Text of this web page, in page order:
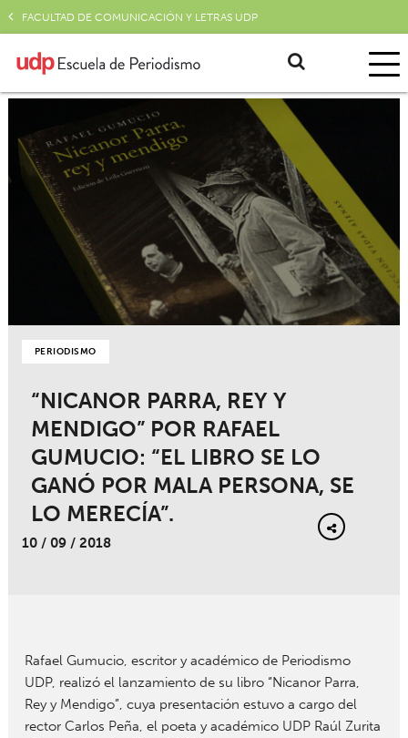
FACULTAD DE COMUNICACIÓN Y LETRAS UDP
PERIODISMO
“NICANOR PARRA, REY Y
MENDIGO” POR RAFAEL
GUMUCIO: “EL LIBRO SE LO
GANÓ POR MALA PERSONA, SE
LO MERECÍA”.
10 / 09 / 2018
Rafael Gumucio, escritor y académico de Periodismo
UDP, realizó el lanzamiento de su libro “Nicanor Parra,
Rey y Mendigo”, cuya presentación estuvo a cargo del
rector Carlos Peña, el poeta y académico UDP Raúl Zurita